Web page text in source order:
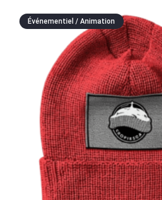
Événementiel / Animation